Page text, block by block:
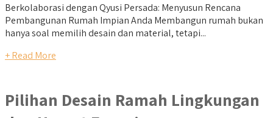
Berkolaborasi dengan Qyusi Persada: Menyusun Rencana
Pembangunan Rumah Impian Anda Membangun rumah bukan
hanya soal memilih desain dan material, tetapi...
+ Read More
Pilihan Desain Ramah Lingkungan